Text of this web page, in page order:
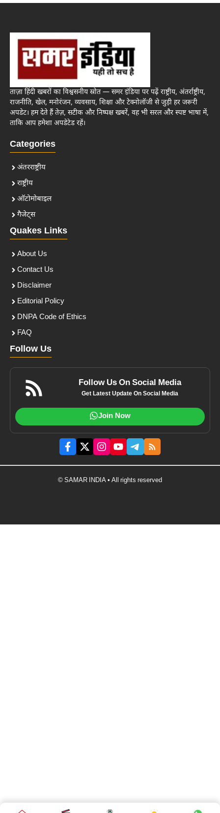
ताज़ा हिंदी खबरों का विश्वसनीय स्रोत — समर इंडिया पर पढ़ें राष्ट्रीय, अंतर्राष्ट्रीय,
राजनीति, खेल, मनोरंजन, व्यवसाय, शिक्षा और टेक्नोलॉजी से जुड़ी हर जरूरी
अपडेट। हम देते हैं तेज़, सटीक और निष्पक्ष खबरें, वह भी सरल और स्पष्ट भाषा में,
ताकि आप हमेशा अपडेटेड रहें।
Categories
अंतरराष्ट्रीय
राष्ट्रीय
ऑटोमोबाइल
गैजेट्स
Quakes Links
About Us
Contact Us
Disclaimer
Editorial Policy
DNPA Code of Ethics
FAQ
Follow Us
Follow Us On Social Media
Get Latest Update On Social Media
Join Now
© SAMAR INDIA • All rights reserved